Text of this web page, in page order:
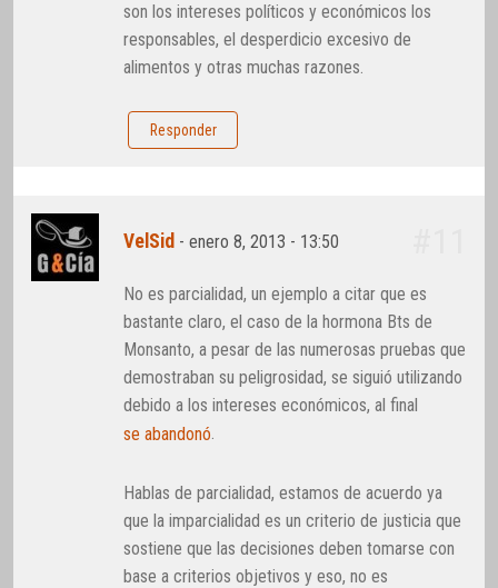
son los intereses políticos y económicos los
responsables, el desperdicio excesivo de
alimentos y otras muchas razones.
Responder
VelSid -enero 8, 2013 - 13:50
No es parcialidad, un ejemplo a citar que es
bastante claro, el caso de la hormona Bts de
Monsanto, a pesar de las numerosas pruebas que
demostraban su peligrosidad, se siguió utilizando
debido a los intereses económicos, al final
se abandonó.
Hablas de parcialidad, estamos de acuerdo ya
que la imparcialidad es un criterio de justicia que
sostiene que las decisiones deben tomarse con
base a criterios objetivos y eso, no es